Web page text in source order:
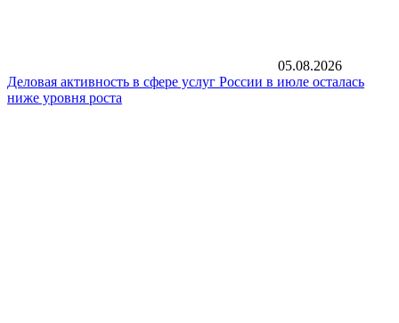
05.08.2026
Деловая активность в сфере услуг России в июле осталась
ниже уровня роста